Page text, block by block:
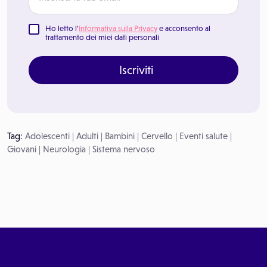
Ho letto l'Informativa sulla Privacy e acconsento al
trattamento dei miei dati personali
Iscriviti
Tag: Adolescenti | Adulti | Bambini | Cervello | Eventi salute |
Giovani | Neurologia | Sistema nervoso